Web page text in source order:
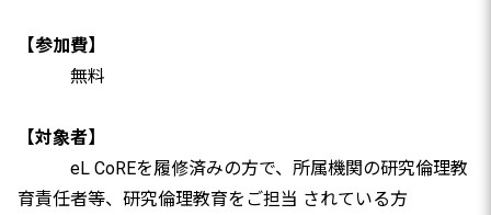
【参加費】
無料
【対象者】
eL CoREを履修済みの方で、所属機関の研究倫理教
育責任者等、研究倫理教育をご担当 されている方